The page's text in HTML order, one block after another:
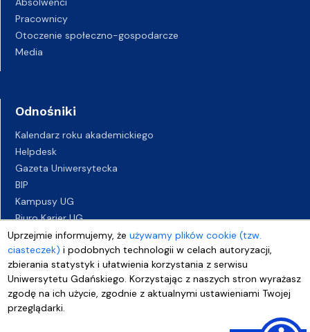
Uprzejmie informujemy, żeużywamy plików cookie (tzw.
ciasteczek) i podobnych technologii w celach autoryzacji,
zbierania statystyk i ułatwienia korzystania z serwisu
Uniwersytetu Gdańskiego. Korzystając z naszych stron wyrażasz
zgodę na ich użycie, zgodnie z aktualnymi ustawieniami Twojej
przeglądarki.
Pracownicy
Otoczenie społeczno-gospodarcze
Media
Odnośniki
Kalendarz roku akademickiego
Helpdesk
Gazeta Uniwersytecka
BIP
Kampusy UG
Biuro Karier UG
Oferty pracy
Deklaracja dostępności